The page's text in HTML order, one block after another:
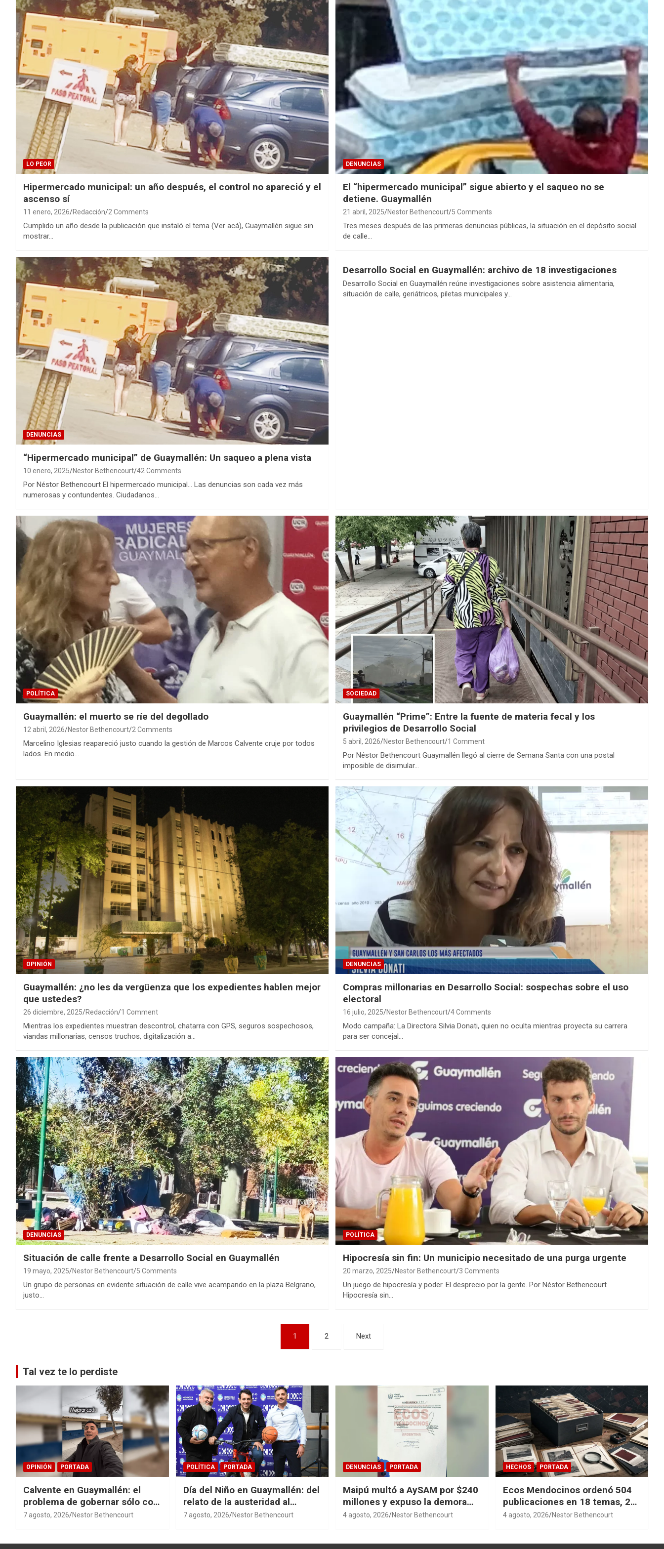
LO PEOR
Hipermercado municipal: un año después, el control no apareció y el
ascenso sí
11 enero, 2026 Redacción 2 Comments
Cumplido un año desde la publicación que instaló el tema (Ver acá), Guaymallén sigue sin
mostrar…
DENUNCIAS
El “hipermercado municipal” sigue abierto y el saqueo no se
detiene. Guaymallén
21 abril, 2025 Nestor Bethencourt 5 Comments
Tres meses después de las primeras denuncias públicas, la situación en el depósito social
de calle…
DENUNCIAS
“Hipermercado municipal” de Guaymallén: Un saqueo a plena vista
10 enero, 2025 Nestor Bethencourt 42 Comments
Por Néstor Bethencourt El hipermercado municipal… Las denuncias son cada vez más
numerosas y contundentes. Ciudadanos…
Desarrollo Social en Guaymallén: archivo de 18 investigaciones
Desarrollo Social en Guaymallén reúne investigaciones sobre asistencia alimentaria,
situación de calle, geriátricos, piletas municipales y…
POLÍTICA
Guaymallén: el muerto se ríe del degollado
12 abril, 2026 Nestor Bethencourt 2 Comments
Marcelino Iglesias reapareció justo cuando la gestión de Marcos Calvente cruje por todos
lados. En medio…
SOCIEDAD
Guaymallén “Prime”: Entre la fuente de materia fecal y los
privilegios de Desarrollo Social
5 abril, 2026 Nestor Bethencourt 1 Comment
Por Néstor Bethencourt Guaymallén llegó al cierre de Semana Santa con una postal
imposible de disimular…
OPINIÓN
Guaymallén: ¿no les da vergüenza que los expedientes hablen mejor
que ustedes?
26 diciembre, 2025 Redacción 1 Comment
Mientras los expedientes muestran descontrol, chatarra con GPS, seguros sospechosos,
viandas millonarias, censos truchos, digitalización a…
DENUNCIAS
Compras millonarias en Desarrollo Social: sospechas sobre el uso
electoral
16 julio, 2025 Nestor Bethencourt 4 Comments
Modo campaña: La Directora Silvia Donati, quien no oculta mientras proyecta su carrera
para ser concejal…
DENUNCIAS
Situación de calle frente a Desarrollo Social en Guaymallén
19 mayo, 2025 Nestor Bethencourt 5 Comments
Un grupo de personas en evidente situación de calle vive acampando en la plaza Belgrano,
justo…
POLÍTICA
Hipocresía sin fin: Un municipio necesitado de una purga urgente
20 marzo, 2025 Nestor Bethencourt 3 Comments
Un juego de hipocresía y poder. El desprecio por la gente. Por Néstor Bethencourt
Hipocresía sin…
entradas
1 2 Next
Tal vez te lo perdiste
OPINIÓN PORTADA
Calvente en Guaymallén: el
problema de gobernar sólo con
buenas noticias
7 agosto, 2026 Nestor Bethencourt
POLÍTICA PORTADA
Día del Niño en Guaymallén: del
relato de la austeridad al
derroche de $74 millones
7 agosto, 2026 Nestor Bethencourt
DENUNCIAS PORTADA
Maipú multó a AySAM por $240
millones y expuso la demora
cloacal en Guaymallén
4 agosto, 2026 Nestor Bethencourt
HECHOS PORTADA
Ecos Mendocinos ordenó 504
publicaciones en 18 temas, 27
sagas y 14 índices para
4 agosto, 2026 Nestor Bethencourt